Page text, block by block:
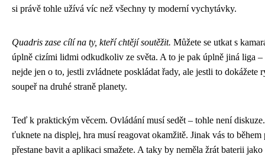
si právě tohle užívá víc než všechny ty moderní vychytávky.
Quadris zase cílí na ty, kteří chtějí soutěžit. Můžete se utkat s
úplně cizími lidmi odkudkoliv ze světa. A to je pak úplně jiná liga –
nejde jen o to, jestli zvládnete poskládat řady, ale jestli to dokážete
soupeř na druhé straně planety.
Teď k praktickým věcem. Ovládání musí sedět – tohle není
ťuknete na displej, hra musí reagovat okamžitě. Jinak vás to během
přestane bavit a aplikaci smažete. A taky by neměla žrát baterii